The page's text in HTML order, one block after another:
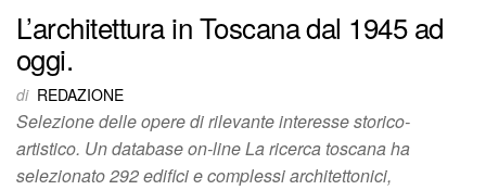
L’architettura in Toscana dal 1945 ad
oggi.
di REDAZIONE
Selezione delle opere di rilevante interesse storico-
artistico. Un database on-line La ricerca toscana ha
selezionato 292 edifici e complessi architettonici,